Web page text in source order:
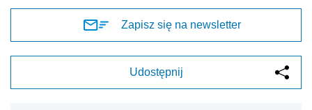
Zapisz się na newsletter
Udostępnij